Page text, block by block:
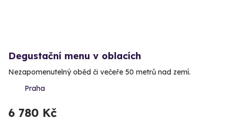
Degustační menu v oblacích
Nezapomenutelný oběd či večeře 50 metrů nad zemí.
Praha
6 780 Kč